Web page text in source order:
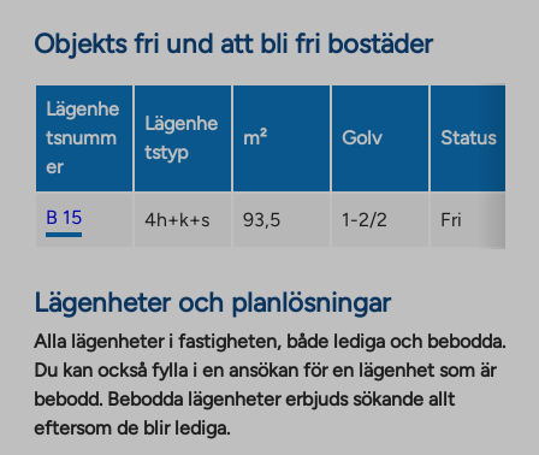
opens
in
a
tab
Objekts fri und att bli fri bostäder
Lägenhe
tsnumm
er
Lägenhe
tstyp
m² Golv Status
B 15 4h+k+s 93,5 1-2/2 Fri
Lägenheter och planlösningar
Alla lägenheter i fastigheten, både lediga och bebodda.
Du kan också fylla i en ansökan för en lägenhet som är
bebodd. Bebodda lägenheter erbjuds sökande allt
eftersom de blir lediga.